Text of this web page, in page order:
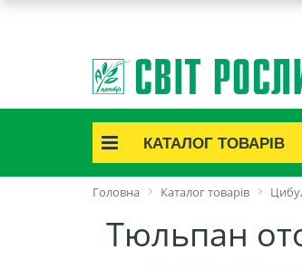
КАТАЛОГ ТОВАРІВ
Акційні товари
Cаджанці троянд
Головна Каталог товарів
Тюльпан